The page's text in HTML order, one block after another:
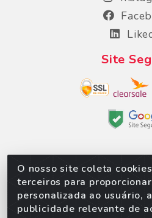
O nosso site coleta
terceiros para
personalizada ao usuário,
publicidade relevante de
Site
Sorpan - Rodovia dos
Matheus, Várzea Grande/
CNPJ